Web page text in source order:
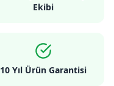
Ekibi
10 Yıl Ürün Garantisi